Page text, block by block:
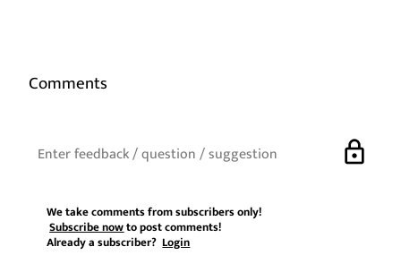
Comments
lock
We take comments from subscribers only!
Subscribe nowto post comments!
Already a subscriber?Login